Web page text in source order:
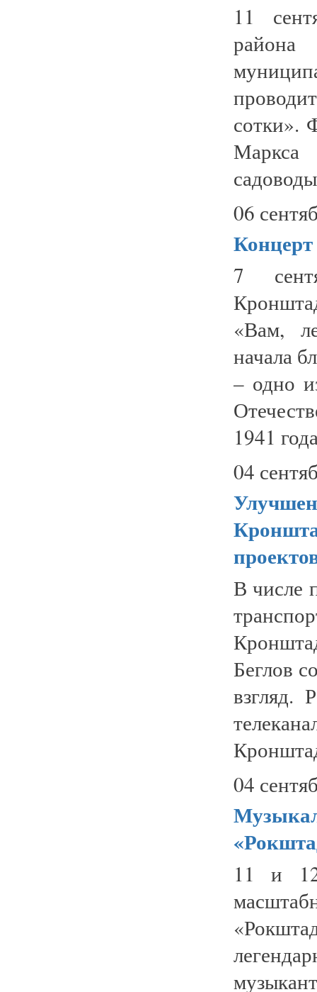
11
сотки».
Маркса
06
7
«Вам,
начала
– одно
1941
04
В числе
Беглов
взгляд.
04
11 и 12